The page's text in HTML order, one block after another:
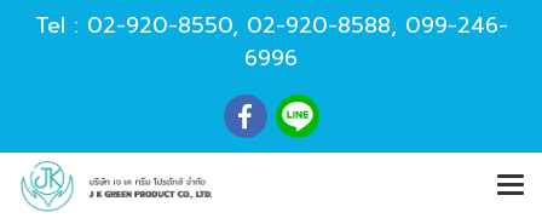
Tel : 02-920-8550, 02-920-8588, 099-246-
6996